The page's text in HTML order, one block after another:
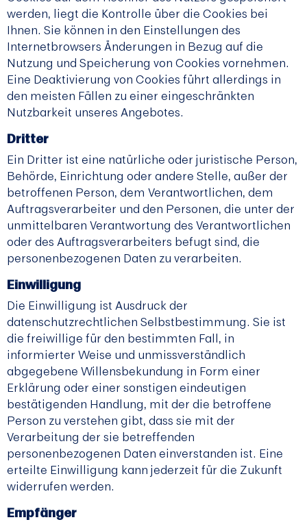
werden, liegt die Kontrolle über die Cookies bei
Ihnen. Sie können in den Einstellungen des
Internetbrowsers Änderungen in Bezug auf die
Nutzung und Speicherung von Cookies vornehmen.
Eine Deaktivierung von Cookies führt allerdings in
den meisten Fällen zu einer eingeschränkten
Nutzbarkeit unseres Angebotes.
Dritter
Ein Dritter ist eine natürliche oder juristische Person,
Behörde, Einrichtung oder andere Stelle, außer der
betroffenen Person, dem Verantwortlichen, dem
Auftragsverarbeiter und den Personen, die unter der
unmittelbaren Verantwortung des Verantwortlichen
oder des Auftragsverarbeiters befugt sind, die
personenbezogenen Daten zu verarbeiten.
Einwilligung
Die Einwilligung ist Ausdruck der
datenschutzrechtlichen Selbstbestimmung. Sie ist
die freiwillige für den bestimmten Fall, in
informierter Weise und unmissverständlich
abgegebene Willensbekundung in Form einer
Erklärung oder einer sonstigen eindeutigen
bestätigenden Handlung, mit der die betroffene
Person zu verstehen gibt, dass sie mit der
Verarbeitung der sie betreffenden
personenbezogenen Daten einverstanden ist. Eine
erteilte Einwilligung kann jederzeit für die Zukunft
widerrufen werden.
Empfänger